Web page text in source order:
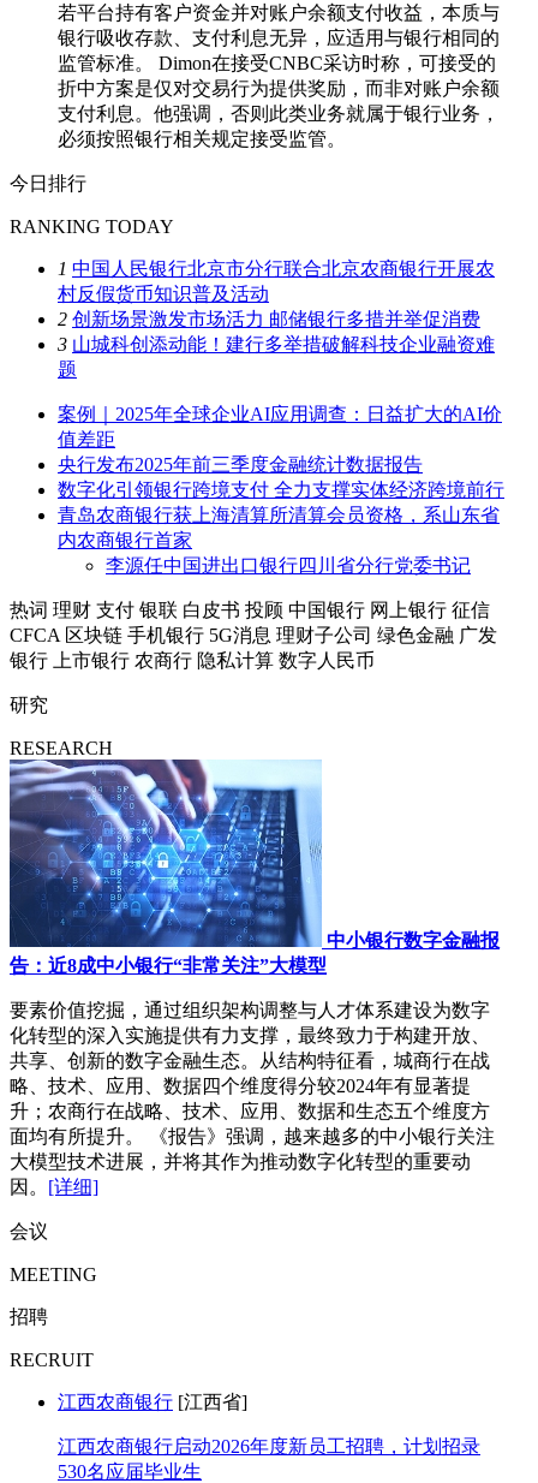
若平台持有客户资金并对账户余额支付收益，本质与
银行吸收存款、支付利息无异，应适用与银行相同的
监管标准。 Dimon在接受CNBC采访时称，可接受的
折中方案是仅对交易行为提供奖励，而非对账户余额
支付利息。他强调，否则此类业务就属于银行业务，
必须按照银行相关规定接受监管。
今日排行
RANKING TODAY
1 中国人民银行北京市分行联合北京农商银行开展农
村反假货币知识普及活动
2 创新场景激发市场活力 邮储银行多措并举促消费
3 山城科创添动能！建行多举措破解科技企业融资难
题
案例｜2025年全球企业AI应用调查：日益扩大的AI价
值差距
央行发布2025年前三季度金融统计数据报告
数字化引领银行跨境支付 全力支撑实体经济跨境前行
青岛农商银行获上海清算所清算会员资格，系山东省
内农商银行首家
李源任中国进出口银行四川省分行党委书记
热词 理财 支付 银联 白皮书 投顾 中国银行 网上银行 征信
CFCA 区块链 手机银行 5G消息 理财子公司 绿色金融 广发
银行
上市银行 农商行 隐私计算 数字人民币
研究
RESEARCH
中小银行数字金融报
告：近8成中小银行“非常关注”大模型
要素价值挖掘，通过组织架构调整与人才体系建设为数字
化转型的深入实施提供有力支撑，最终致力于构建开放、
共享、创新的数字金融生态。从结构特征看，城商行在战
略、技术、应用、数据四个维度得分较2024年有显著提
升；农商行在战略、技术、应用、数据和生态五个维度方
面均有所提升。 《报告》强调，越来越多的中小银行关注
大模型技术进展，并将其作为推动数字化转型的重要动
因。 [详细]
会议
MEETING
招聘
RECRUIT
江西农商银行 [江西省]
江西农商银行启动2026年度新员工招聘，计划招录
530名应届毕业生